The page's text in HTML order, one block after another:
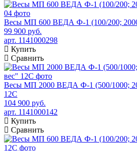
Весы МП 600 ВЕДА Ф-1 (100/200;
99 900 руб.
арт. 1141000298
Купить
Сравнить
Весы МП 2000 ВЕДА Ф-1 (500/1000;
12С
104 900 руб.
арт. 1141000142
Купить
Сравнить